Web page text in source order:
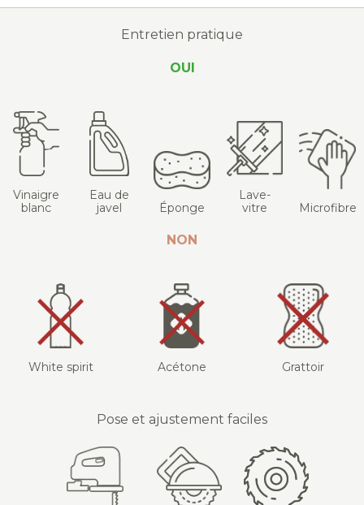
Entretien pratique
OUI
Vinaigre
blanc
Eau de
javel
Éponge
Lave-
vitre
Microfibre
NON
White spirit Acétone Grattoir
Pose et ajustement faciles